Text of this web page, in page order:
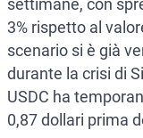
settimane, con
3% rispetto al
scenario si è già
durante la crisi di
USDC ha
0,87 dollari prima